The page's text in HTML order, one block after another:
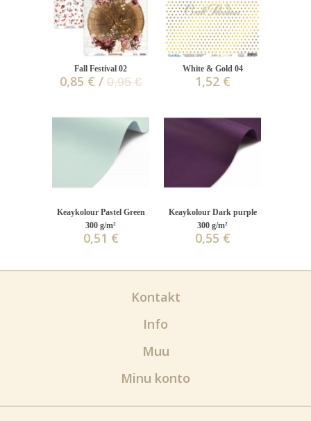
Fall Festival 02
0,85 € / 0,95 €
White & Gold 04
1,52 €
Keaykolour Pastel Green
300 g/m²
0,51 €
Keaykolour Dark purple
300 g/m²
0,55 €
Kontakt
Info
Muu
Minu konto